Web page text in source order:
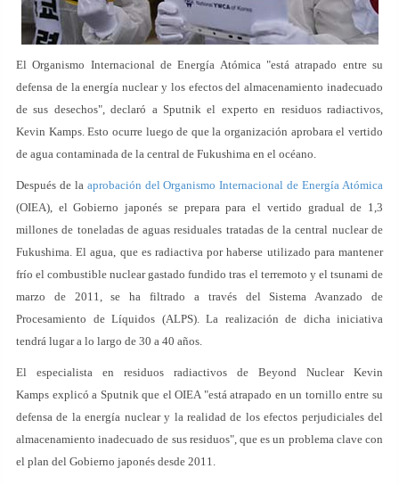
El Organismo Internacional de Energía Atómica "está atrapado entre su
defensa de la energía nuclear y los efectos del almacenamiento inadecuado
de sus desechos", declaró a Sputnik el experto en residuos radiactivos,
Kevin Kamps. Esto ocurre luego de que la organización aprobara el vertido
de agua contaminada de la central de Fukushima en el océano.
Después de la aprobación del Organismo Internacional de Energía Atómica
(OIEA), el Gobierno japonés se prepara para el vertido gradual de 1,3
millones de toneladas de aguas residuales tratadas de la central nuclear de
Fukushima. El agua, que es radiactiva por haberse utilizado para mantener
frío el combustible nuclear gastado fundido tras el terremoto y el tsunami de
marzo de 2011, se ha filtrado a través del Sistema Avanzado de
Procesamiento de Líquidos (ALPS). La realización de dicha iniciativa
tendrá lugar a lo largo de 30 a 40 años.
El especialista en residuos radiactivos de Beyond Nuclear Kevin
Kamps explicó a Sputnik que el OIEA "está atrapado en un tornillo entre su
defensa de la energía nuclear y la realidad de los efectos perjudiciales del
almacenamiento inadecuado de sus residuos", que es un problema clave con
el plan del Gobierno japonés desde 2011.